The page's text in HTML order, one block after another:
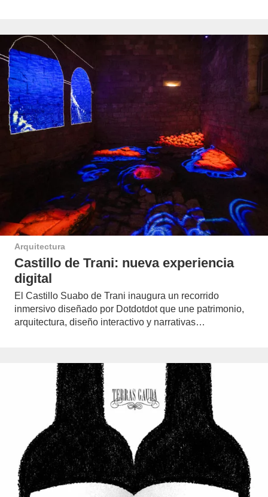
Arquitectura
Castillo de Trani: nueva experiencia
digital
El Castillo Suabo de Trani inaugura un recorrido
inmersivo diseñado por Dotdotdot que une patrimonio,
arquitectura, diseño interactivo y narrativas…